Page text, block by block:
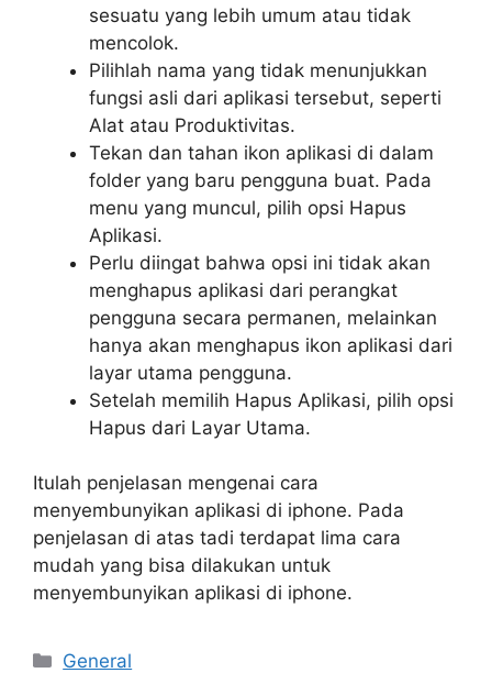
sesuatu yang lebih umum atau tidak
mencolok.
Pilihlah nama yang tidak menunjukkan
fungsi asli dari aplikasi tersebut, seperti
Alat atau Produktivitas.
Tekan dan tahan ikon aplikasi di dalam
folder yang baru pengguna buat. Pada
menu yang muncul, pilih opsi Hapus
Aplikasi.
Perlu diingat bahwa opsi ini tidak akan
menghapus aplikasi dari perangkat
pengguna secara permanen, melainkan
hanya akan menghapus ikon aplikasi dari
layar utama pengguna.
Setelah memilih Hapus Aplikasi, pilih opsi
Hapus dari Layar Utama.
Itulah penjelasan mengenai cara
menyembunyikan aplikasi di iphone. Pada
penjelasan di atas tadi terdapat lima cara
mudah yang bisa dilakukan untuk
menyembunyikan aplikasi di iphone.
Categories
General